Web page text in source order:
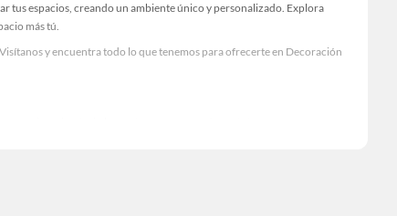
tus espacios, creando un ambiente único y personalizado. Explora
más tú.
y encuentra todo lo que tenemos para ofrecerte en Decoración
y descubre todo lo que tenemos para ofrecerte!